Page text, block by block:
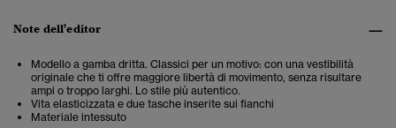
Note dell'editor
Modello a gamba dritta. Classici per un motivo: con una vestibilità
originale che ti offre maggiore libertà di movimento, senza risultare
ampi o troppo larghi. Lo stile più autentico.
Vita elasticizzata e due tasche inserite sui fianchi
Materiale intessuto